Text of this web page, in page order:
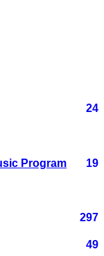
24
Program 19
297
49